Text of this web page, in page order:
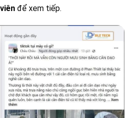
để xem tiếp.